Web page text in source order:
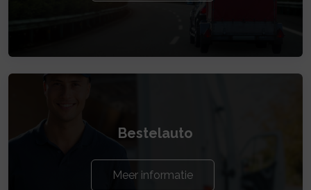
Bestelauto
Meer informatie